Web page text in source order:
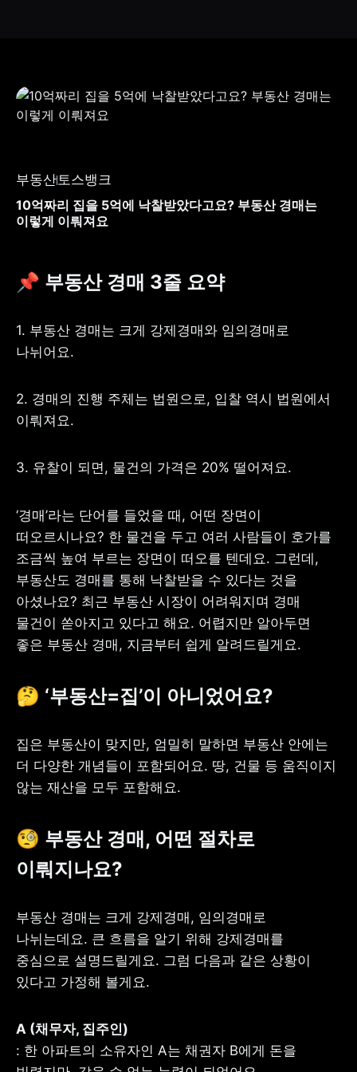
테헤란로 131, 13층 (역삼동,
고객센터
전화 : 1661-7654(24시간 연중무휴)
해외전화 : +82-2-6975-9000
이메일 : help@tossbank.com
개인정보
처리방침
신용정보활용체제
이용자유의사항
보호금융상품등록부
상품공시실
공지사항
직원 고충 접수
채널
부동산토스뱅크
10억짜리 집을 5억에 낙찰받았다고요? 부동산 경매는
이렇게 이뤄져요
📌 부동산 경매 3줄 요약
1. 부동산 경매는 크게 강제경매와 임의경매로
나뉘어요.
2. 경매의 진행 주체는 법원으로, 입찰 역시 법원에서
이뤄져요.
3. 유찰이 되면, 물건의 가격은 20% 떨어져요.
‘경매’라는 단어를 들었을 때, 어떤 장면이
떠오르시나요? 한 물건을 두고 여러 사람들이 호가를
조금씩 높여 부르는 장면이 떠오를 텐데요. 그런데,
부동산도 경매를 통해 낙찰받을 수 있다는 것을
아셨나요? 최근 부동산 시장이 어려워지며 경매
물건이 쏟아지고 있다고 해요. 어렵지만 알아두면
좋은 부동산 경매, 지금부터 쉽게 알려드릴게요.
🤔 ‘부동산=집’이 아니었어요?
집은 부동산이 맞지만, 엄밀히 말하면 부동산 안에는
더 다양한 개념들이 포함되어요. 땅, 건물 등 움직이지
않는 재산을 모두 포함해요.
🧐 부동산 경매, 어떤 절차로
이뤄지나요?
부동산 경매는 크게 강제경매, 임의경매로
나뉘는데요. 큰 흐름을 알기 위해 강제경매를
중심으로 설명드릴게요. 그럼 다음과 같은 상황이
있다고 가정해 볼게요.
: 한 아파트의 소유자인 A는 채권자 B에게 돈을